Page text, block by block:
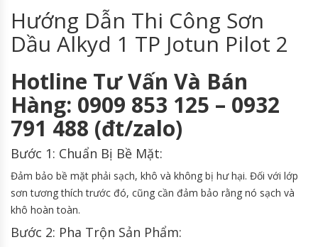
Hướng Dẫn Thi Công Sơn
Dầu Alkyd 1 TP Jotun Pilot 2
Hotline Tư Vấn Và Bán
Hàng: 0909 853 125 – 0932
791 488 (đt/zalo)
Bước 1: Chuẩn Bị Bề Mặt:
Đảm bảo bề mặt phải sạch, khô và không bị hư hại. Đối với lớp
sơn tương thích trước đó, cũng cần đảm bảo rằng nó sạch và
khô hoàn toàn.
Bước 2: Pha Trộn Sản Phẩm: